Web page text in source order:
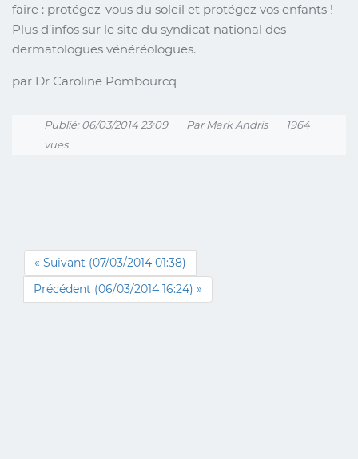
faire : protégez-vous du soleil et protégez vos enfants !
Plus d’infos sur le site du syndicat national des
dermatologues vénéréologues.
par Dr Caroline Pombourcq
Publié: 06/03/2014 23:09 Par Mark Andris
1964
vues
« Suivant (07/03/2014 01:38)
Précédent (06/03/2014 16:24) »